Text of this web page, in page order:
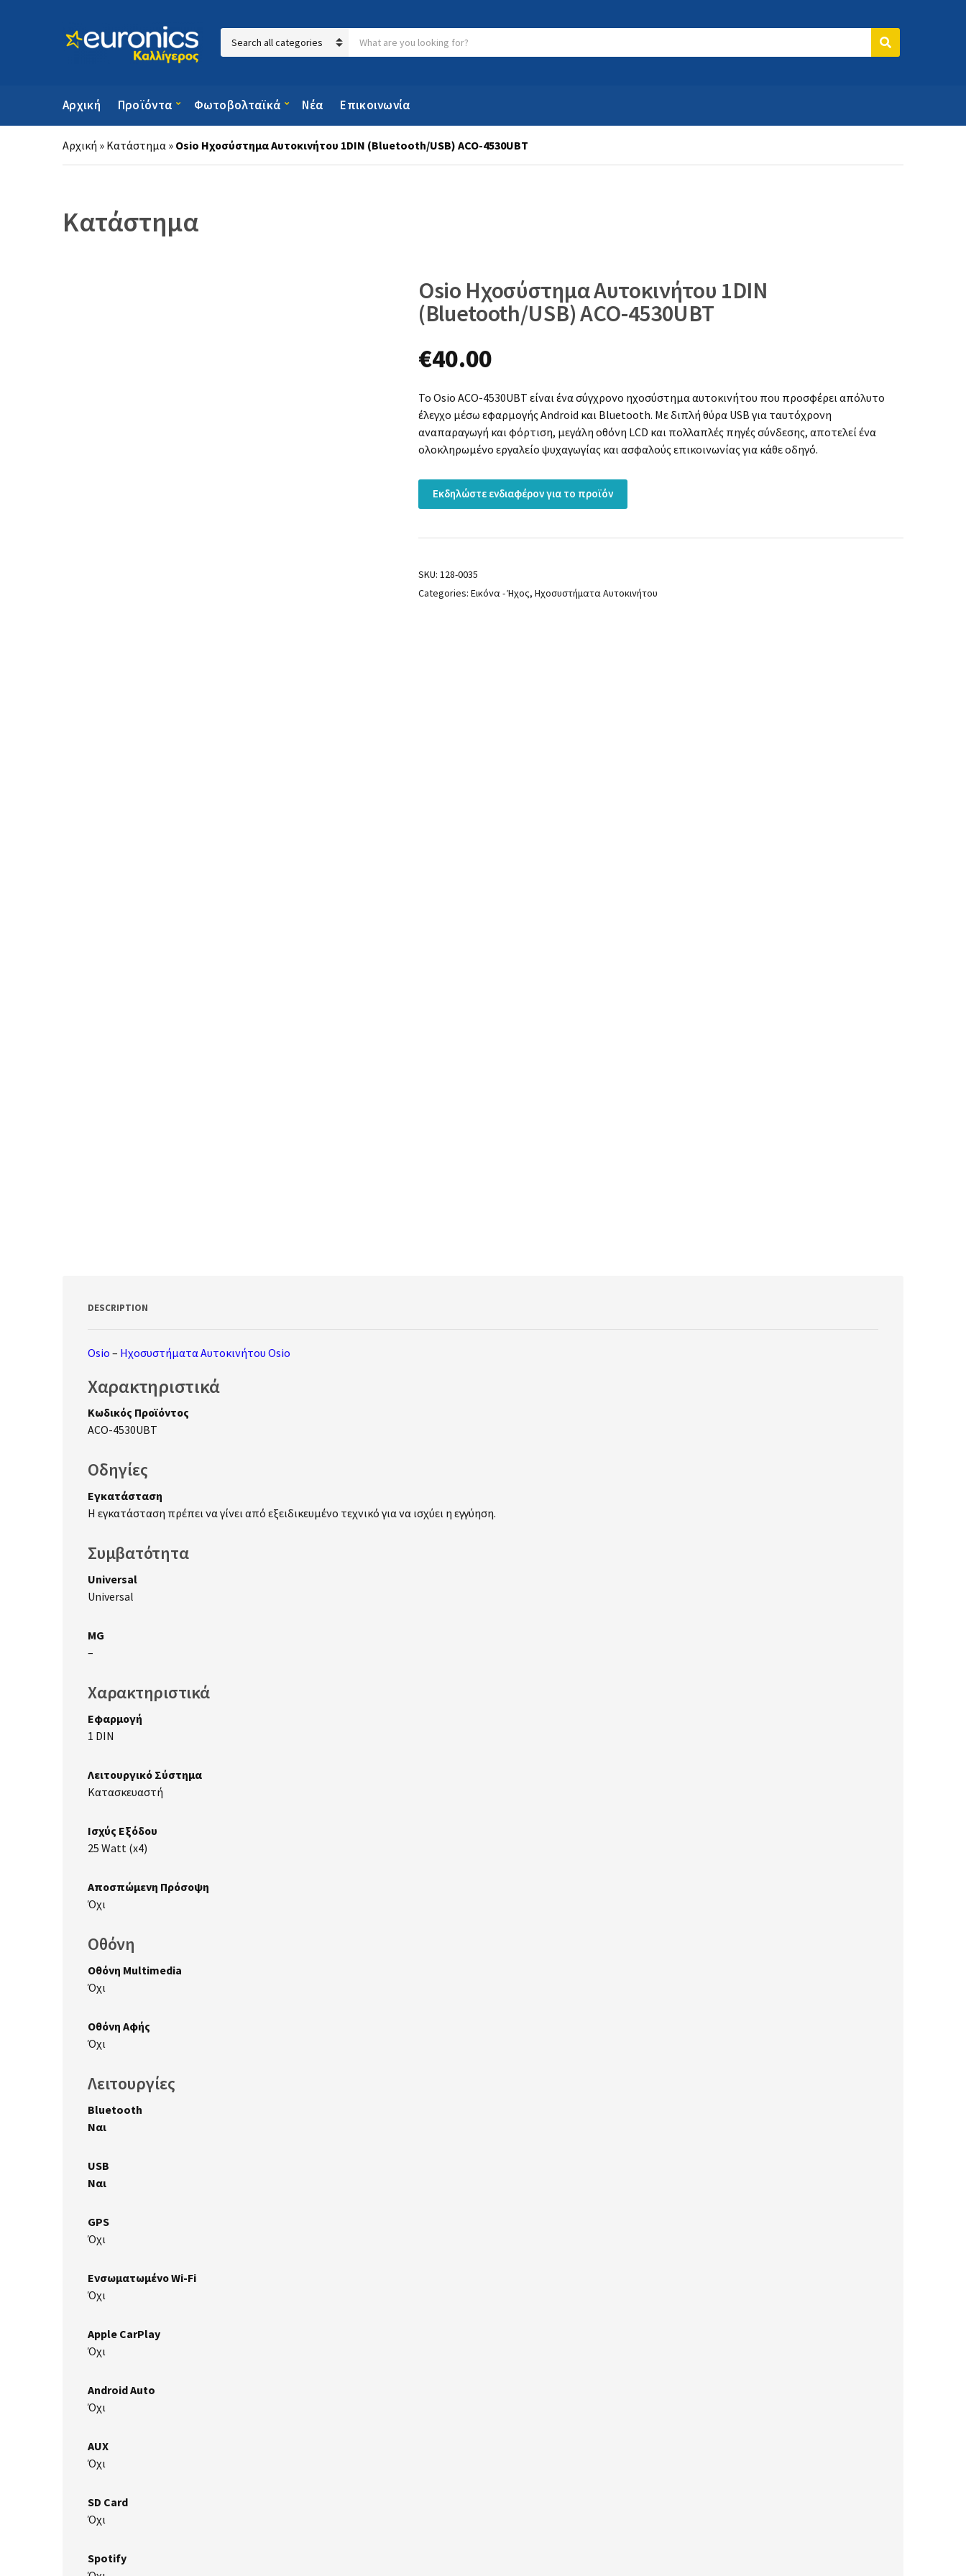
Category name
Search
Αρχική Προϊόντα Φωτοβολταϊκά Νέα Επικοινωνία
Αρχική » Κατάστημα » Osio Ηχοσύστημα Αυτοκινήτου 1DIN (Bluetooth/USB) ACO-4530UBT
Κατάστημα
Osio Ηχοσύστημα Αυτοκινήτου 1DIN
(Bluetooth/USB) ACO-4530UBT
€40.00
Το Osio ACO-4530UBT είναι ένα σύγχρονο ηχοσύστημα αυτοκινήτου που προσφέρει απόλυτο
έλεγχο μέσω εφαρμογής Android και Bluetooth. Με διπλή θύρα USB για ταυτόχρονη
αναπαραγωγή και φόρτιση, μεγάλη οθόνη LCD και πολλαπλές πηγές σύνδεσης, αποτελεί ένα
ολοκληρωμένο εργαλείο ψυχαγωγίας και ασφαλούς επικοινωνίας για κάθε οδηγό.
Εκδηλώστε ενδιαφέρον για το προϊόν
SKU: 128-0035
Categories: Εικόνα - Ήχος, Ηχοσυστήματα Αυτοκινήτου
DESCRIPTION
Osio – Ηχοσυστήματα Αυτοκινήτου Osio
Χαρακτηριστικά
Κωδικός Προϊόντος
ACO-4530UBT
Οδηγίες
Εγκατάσταση
Η εγκατάσταση πρέπει να γίνει από εξειδικευμένο τεχνικό για να ισχύει η εγγύηση.
Συμβατότητα
Universal
Universal
MG
–
Χαρακτηριστικά
Εφαρμογή
1 DIN
Λειτουργικό Σύστημα
Κατασκευαστή
Ισχύς Εξόδου
25 Watt (x4)
Αποσπώμενη Πρόσοψη
Όχι
Οθόνη
Οθόνη Multimedia
Όχι
Οθόνη Αφής
Όχι
Λειτουργίες
Bluetooth
Ναι
USB
Ναι
GPS
Όχι
Ενσωματωμένο Wi-Fi
Όχι
Apple CarPlay
Όχι
Android Auto
Όχι
AUX
Όχι
SD Card
Όχι
Spotify